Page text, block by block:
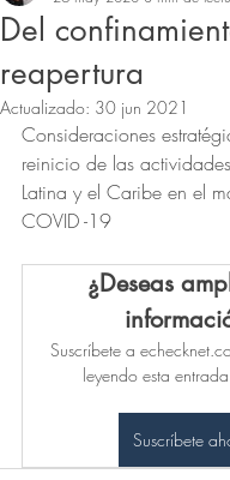
Del
reapertura
Actualizado: 30 jun 2021
Consideraciones
reinicio de las
Latina y el Caribe en el
COVID -19
¿Deseas
Suscríbete a
leyendo esta
Suscríbete